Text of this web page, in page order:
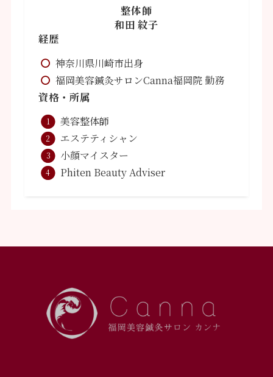
整体師
和田 紋子
経歴
神奈川県川崎市出身
福岡美容鍼灸サロンCanna福岡院 勤務
資格・所属
美容整体師
エステティシャン
小顔マイスター
Phiten Beauty Adviser